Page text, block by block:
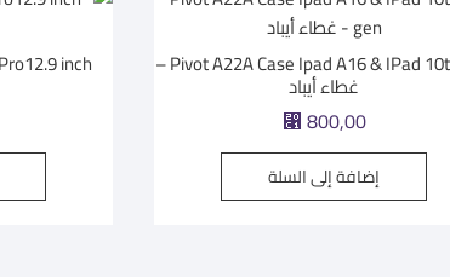
Pivot A22A Case Ipad A16 & IPad 10th gen –
غطاء أيباد
⃁800,00
إضافة إلى السلة